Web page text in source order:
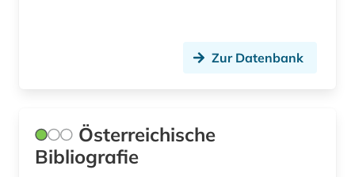
florenz (1)
forschung (2)
Polen (7)
Portugal (5)
Zur Datenbank
Österreichische
Bibliografie